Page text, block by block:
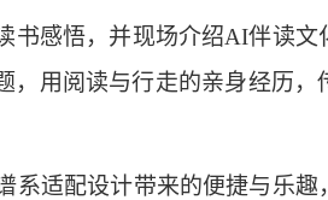
感悟，并现场介绍AI伴读文
用阅读与行走的亲身经历，
适配设计带来的便捷与乐趣